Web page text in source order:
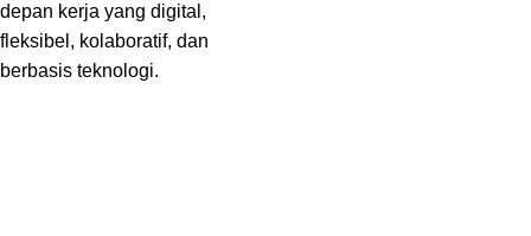
depan kerja yang digital,
fleksibel, kolaboratif, dan
berbasis teknologi.